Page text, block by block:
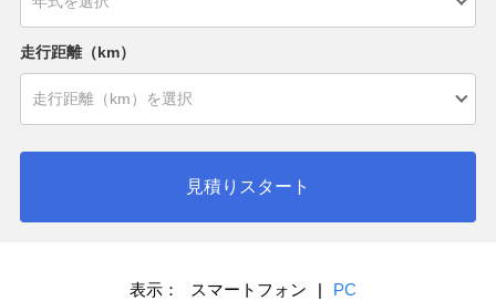
走行距離（km）
見積りスタート
表示： スマートフォン | PC